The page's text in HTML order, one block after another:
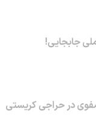
جابجایی!
صفوی در حراجی کریستی